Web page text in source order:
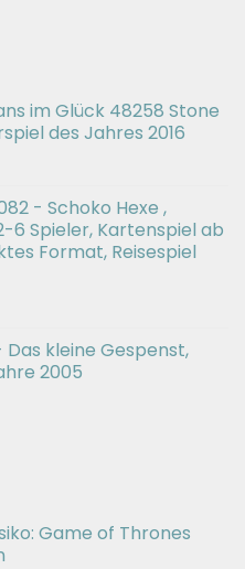
im Glück 48258 Stone
des Jahres 2016
- Schoko Hexe ,
6 Spieler, Kartenspiel ab
Format, Reisespiel
kleine Gespenst,
2005
Game of Thrones